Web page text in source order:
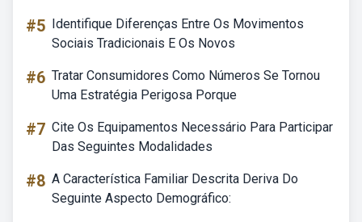
#5 Identifique Diferenças Entre Os Movimentos
Sociais Tradicionais E Os Novos
#6 Tratar Consumidores Como Números Se Tornou
Uma Estratégia Perigosa Porque
#7 Cite Os Equipamentos Necessário Para Participar
Das Seguintes Modalidades
#8 A Característica Familiar Descrita Deriva Do
Seguinte Aspecto Demográfico: